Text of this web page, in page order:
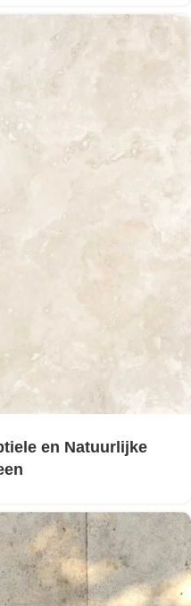
en Natuurlijke